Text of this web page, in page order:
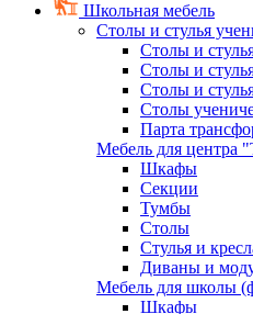
Школьная мебель
Столы и стулья
Столы и
Столы и
Столы и
Столы
Парта
Мебель для центра
Шкафы
Секции
Тумбы
Столы
Стулья и
Диваны и
Мебель для школы
Шкафы